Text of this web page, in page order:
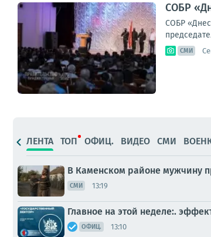
СОБР
СОБР
СМИ
ЛЕНТА ТОП ОФИЦ. ВИДЕО СМИ
В Каменском районе мужчину
СМИ 13:19
Главное на этой неделе:.
ОФИЦ. 13:10